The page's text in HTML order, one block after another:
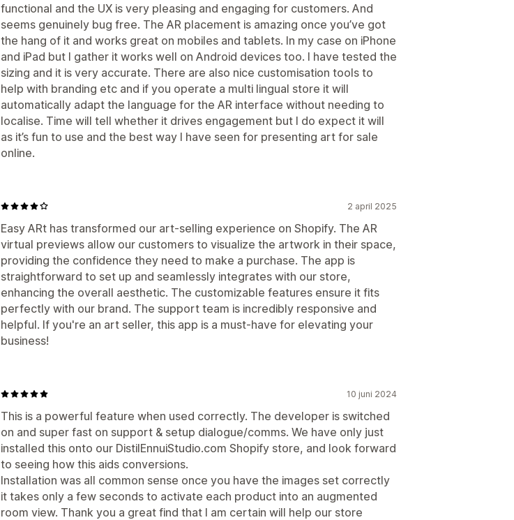
functional and the UX is very pleasing and engaging for customers. And
seems genuinely bug free. The AR placement is amazing once you’ve got
the hang of it and works great on mobiles and tablets. In my case on iPhone
and iPad but I gather it works well on Android devices too. I have tested the
sizing and it is very accurate. There are also nice customisation tools to
help with branding etc and if you operate a multi lingual store it will
automatically adapt the language for the AR interface without needing to
localise. Time will tell whether it drives engagement but I do expect it will
as it’s fun to use and the best way I have seen for presenting art for sale
online.
2 april 2025
Easy ARt has transformed our art-selling experience on Shopify. The AR
virtual previews allow our customers to visualize the artwork in their space,
providing the confidence they need to make a purchase. The app is
straightforward to set up and seamlessly integrates with our store,
enhancing the overall aesthetic. The customizable features ensure it fits
perfectly with our brand. The support team is incredibly responsive and
helpful. If you're an art seller, this app is a must-have for elevating your
business!
10 juni 2024
This is a powerful feature when used correctly. The developer is switched
on and super fast on support & setup dialogue/comms. We have only just
installed this onto our DistilEnnuiStudio.com Shopify store, and look forward
to seeing how this aids conversions.
Installation was all common sense once you have the images set correctly
it takes only a few seconds to activate each product into an augmented
room view. Thank you a great find that I am certain will help our store